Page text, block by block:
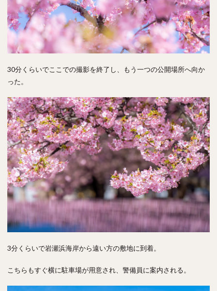
30分くらいでここでの撮影を終了し、もう一つの公開場所へ向か
った。
3分くらいで岩瀬浜海岸から遠い方の敷地に到着。
こちらもすぐ横に駐車場が用意され、警備員に案内される。